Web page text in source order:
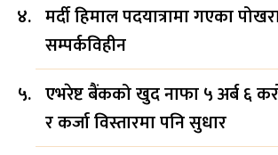
मर्दी हिमाल पदयात्रामा गएका
सम्पर्कविहीन
एभरेष्ट बैंकको खुद नाफा ५ अर्ब ६
र कर्जा विस्तारमा पनि सुधार